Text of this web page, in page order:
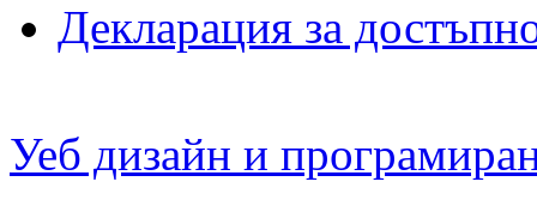
Декларация за
Уеб дизайн и